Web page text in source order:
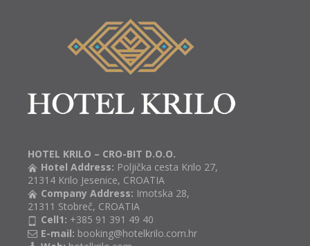
HOTEL KRILO – CRO-BIT D.O.O.
Hotel Address: Poljička cesta Krilo 27,
21314 Krilo Jesenice, CROATIA
Company Address: Imotska 28,
21311 Stobreč, CROATIA
Cell1: +385 91 391 49 40
E-mail: booking@hotelkrilo.com.hr